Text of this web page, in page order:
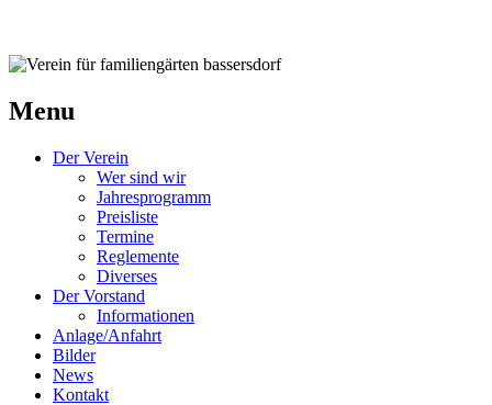
Menu
Der Verein
Wer sind wir
Jahresprogramm
Preisliste
Termine
Reglemente
Diverses
Der Vorstand
Informationen
Anlage/Anfahrt
Bilder
News
Kontakt